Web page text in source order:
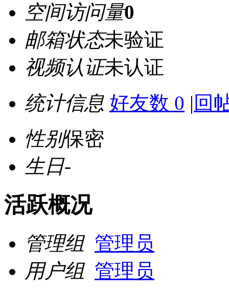
空间访问量0
邮箱状态未验证
视频认证未认证
统计信息 好友数 0 | 回
性别保密
生日-
活跃概况
管理组 管理员
用户组 管理员